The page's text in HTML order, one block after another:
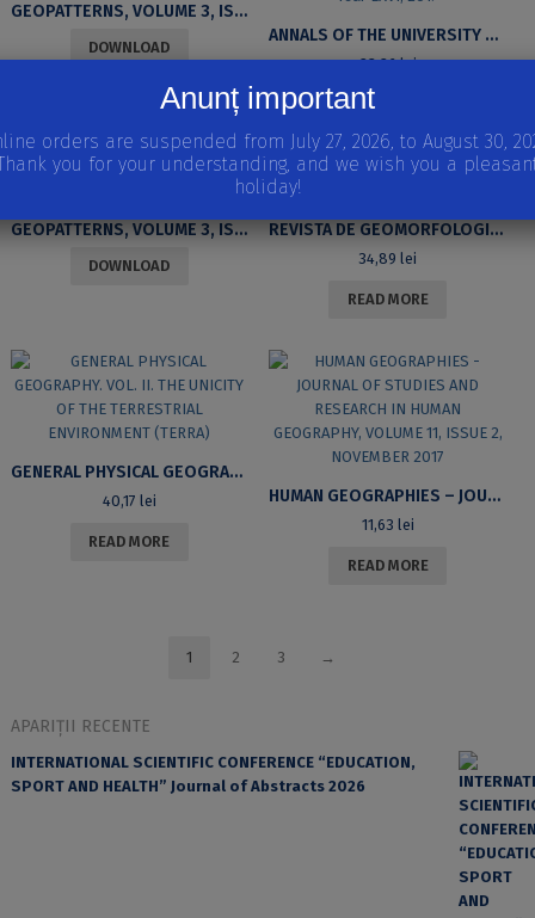
GEOPATTERNS, VOLUME 3, ISSUE 2, NOVEMBER 2018
DOWNLOAD
ANNALS OF THE UNIVERSITY OF BUCHAREST. GEOGRAPHY SERIES. YEAR LXVI, 2017
23,26lei
READ MORE
GEOPATTERNS, VOLUME 3, ISSUE 1, APRIL 2018
DOWNLOAD
REVISTA DE GEOMORFOLOGIE VOL. 19/2017
34,89lei
READ MORE
GENERAL PHYSICAL GEOGRAPHY. VOL. II. THE UNICITY OF THE TERRESTRIAL ENVIRONMENT (TERRA)
40,17 lei
READ MORE
HUMAN GEOGRAPHIES – JOURNAL OF STUDIES AND RESEARCH IN HUMAN GEOGRAPHY, VOLUME 11, ISSUE 2, NOVEMBER 2017
11,63 lei
READ MORE
1 2 3 →
APARIȚII RECENTE
INTERNATIONAL SCIENTIFIC CONFERENCE “EDUCATION,
SPORT AND HEALTH” Journal of Abstracts 2026
Anunț important
orders are suspended from July 27, 2026, to August 30,
you for your understanding, and we wish you a
holiday!